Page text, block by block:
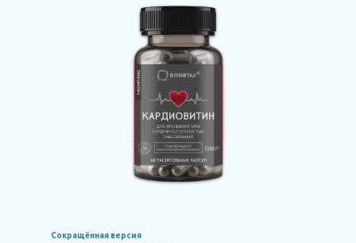
Сокращённая версия